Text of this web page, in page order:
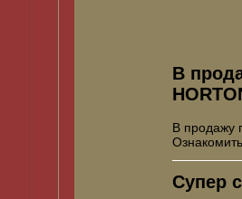
В
В продажу
Супер